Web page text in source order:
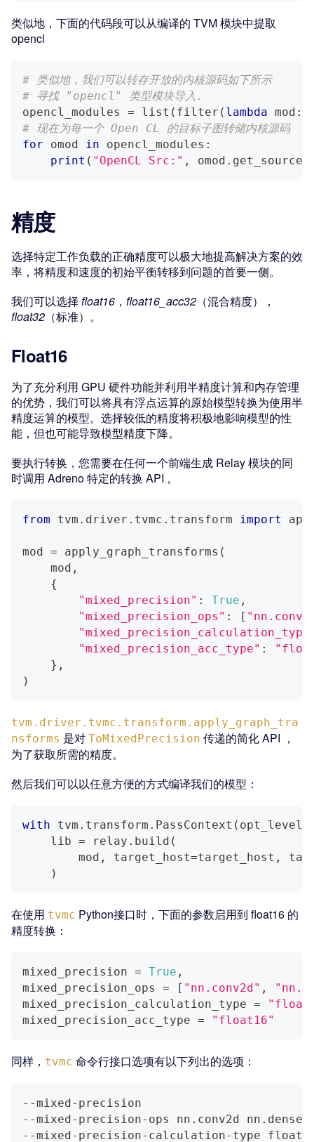
类似地，下面的代码段可以从编译的 TVM 模块中提取
opencl
# 类似地，我们可以转存开放的内核源码如下所示
# 寻找 "opencl" 类型模块导入.
opencl_modules = list ( filter ( lambda mod :
# 现在为每一个 Open CL 的目标子图转储内核源码
for omod in opencl_modules :
print ( "OpenCL Src:" , omod . get_source
精度
选择特定工作负载的正确精度可以极大地提高解决方案的效
率，将精度和速度的初始平衡转移到问题的首要一侧。
我们可以选择 float16 ， float16_acc32 （混合精度），
float32 （标准）。
Float16
为了充分利用 GPU 硬件功能并利用半精度计算和内存管理
的优势，我们可以将具有浮点运算的原始模型转换为使用半
精度运算的模型。选择较低的精度将积极地影响模型的性
能，但也可能导致模型精度下降。
要执行转换，您需要在任何一个前端生成 Relay 模块的同
时调用 Adreno 特定的转换 API 。
from tvm . driver . tvmc . transform import
mod = apply_graph_transforms (
    mod
,
{
"mixed_precision" : True ,
"mixed_precision_ops" : [
"mixed_precision_acc_type" :
} ,
)
tvm.driver.tvmc.transform.apply_graph_tra
nsforms 是对 ToMixedPrecision 传递的简化 API ，
为了获取所需的精度。
然后我们可以以任意方便的方式编译我们的模型：
with tvm . transform . PassContext ( opt_level
    lib
= relay . build (
        mod
, target_host=target_host ,
)
在使用 tvmc Python接口时，下面的参数启用到 float16 的
精度转换：
mixed_precision = True ,
mixed_precision_ops = [ "nn.conv2d" ,
mixed_precision_calculation_type =
mixed_precision_acc_type = "float16"
同样， tvmc 命令行接口选项有以下列出的选项：
--mixed-precision
--mixed-precision-ops nn.conv2d nn.dense
--mixed-precision-calculation-type